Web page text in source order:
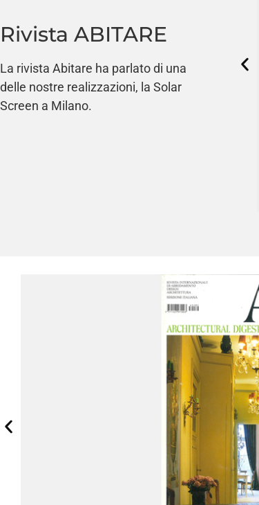
Rivista ABITARE
La rivista Abitare ha parlato di una
delle nostre realizzazioni, la Solar
Screen a Milano.